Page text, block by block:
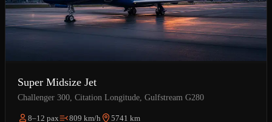
Super Midsize Jet
Challenger 300, Citation Longitude, Gulfstream G280
8–12 pax 809 km/h 5741 km